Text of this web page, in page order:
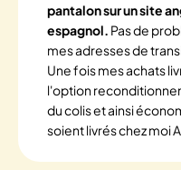
pantalon sur un site
espagnol. Pas de
mes adresses de
Une fois mes achats
l'option
du colis et ainsi
soient livrés chez moi